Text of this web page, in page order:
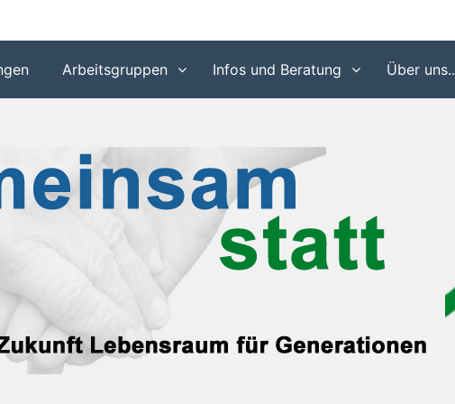
Arbeitsgruppen Infos und Beratung Über uns..